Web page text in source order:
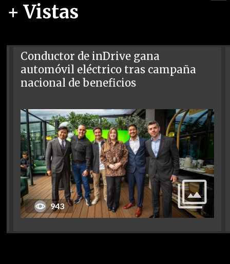
+ Vistas
Conductor de inDrive gana
automóvil eléctrico tras campaña
nacional de beneficios
943